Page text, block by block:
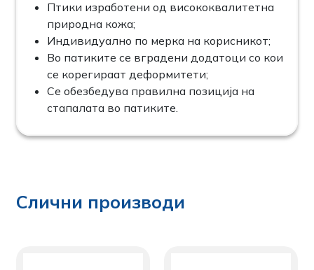
Птики изработени од висококвалитетна
природна кожа;
Индивидуално по мерка на корисникот;
Во патиките се вградени додатоци со кои
се корегираат деформитети;
Се обезбедува правилна позиција на
стапалата во патиките.
Слични производи